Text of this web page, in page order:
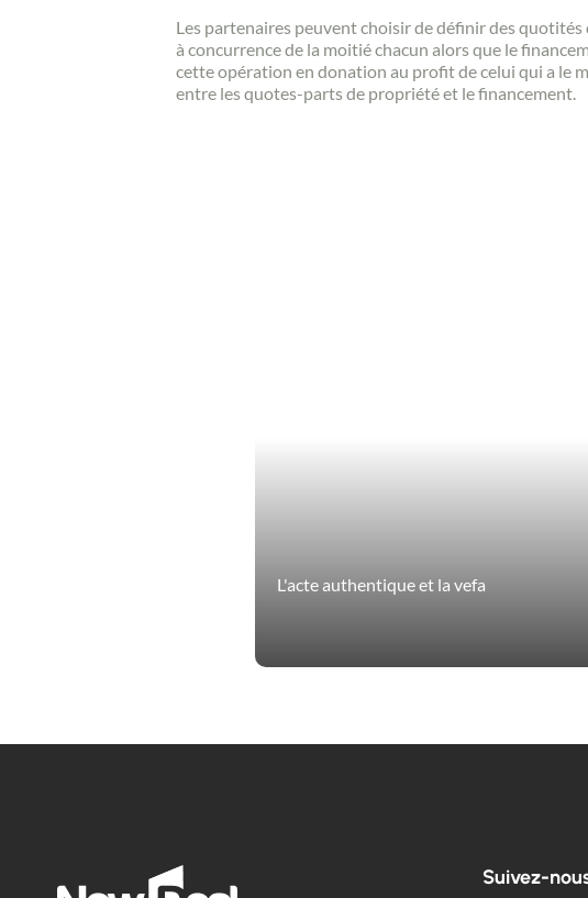
Les partenaires peuvent choisir de définir des
à concurrence de la moitié chacun alors que le
cette opération en donation au profit de celui qui a le
entre les quotes-parts de propriété et le financement.
L'acte authentique et la vefa
Suivez-